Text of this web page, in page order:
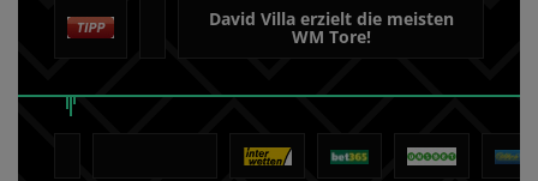
David Villa erzielt die meisten
WM Tore!